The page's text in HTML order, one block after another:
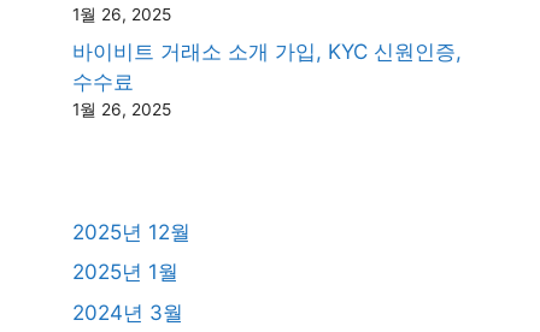
1월 26, 2025
바이비트 거래소 소개 가입, KYC 신원인증,
수수료
1월 26, 2025
2025년 12월
2025년 1월
2024년 3월